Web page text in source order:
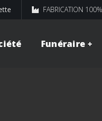
FABRICATION
Funéraire